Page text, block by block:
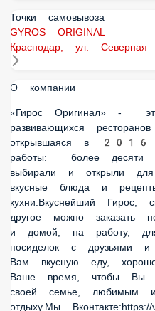
Точки самовывоза
GYROS ORIGINAL
Краснодар, ул. Северная д. 371
О компании
«Гирос Оригинал» - это сеть
ресторанов греческой кухни,
Имея долгий опыт работы:
тщательно выбирали и
вкусные блюда и рецепты
кухни.Вкуснейший Гирос,
можно заказать не только в
работу, для больших дружных
родными.Мы доставляем Вам
настроение и экономим Ваше
посвятить его своей семье,
же, отдыху.Мы
Instagram: https://